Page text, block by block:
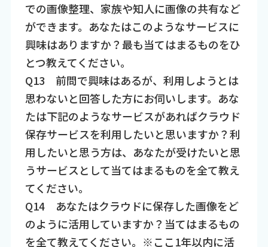
での画像整理、家族や知人に画像の共有など
ができます。あなたはこのようなサービスに
興味はありますか？最も当てはまるものをひ
とつ教えてください。
Q13 前問で興味はあるが、利用しようとは
思わないと回答した方にお伺いします。あな
たは下記のようなサービスがあればクラウド
保存サービスを利用したいと思いますか？利
用したいと思う方は、あなたが受けたいと思
うサービスとして当てはまるものを全て教え
てください。
Q14 あなたはクラウドに保存した画像をど
のように活用していますか？当てはまるもの
を全て教えてください。※ここ1年以内に活